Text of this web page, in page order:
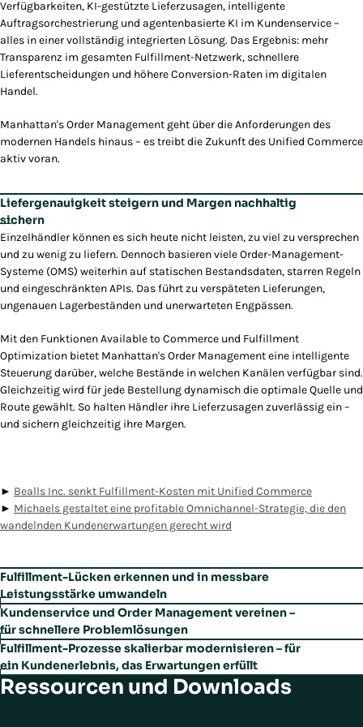
Verfügbarkeiten, KI-gestützte Lieferzusagen, intelligente
Auftragsorchestrierung und agentenbasierte KI im Kundenservice –
alles in einer vollständig integrierten Lösung. Das Ergebnis: mehr
Transparenz im gesamten Fulfillment-Netzwerk, schnellere
Lieferentscheidungen und höhere Conversion-Raten im digitalen
Handel.
Manhattan's Order Management geht über die Anforderungen des
modernen Handels hinaus – es treibt die Zukunft des Unified Commerce
aktiv voran.
Liefergenauigkeit steigern und Margen nachhaltig
sichern
Einzelhändler können es sich heute nicht leisten, zu viel zu versprechen
und zu wenig zu liefern. Dennoch basieren viele Order-Management-
Systeme (OMS) weiterhin auf statischen Bestandsdaten, starren Regeln
und eingeschränkten APIs. Das führt zu verspäteten Lieferungen,
ungenauen Lagerbeständen und unerwarteten Engpässen.
Mit den Funktionen Available to Commerce und Fulfillment
Optimization bietet Manhattan's Order Management eine intelligente
Steuerung darüber, welche Bestände in welchen Kanälen verfügbar sind.
Gleichzeitig wird für jede Bestellung dynamisch die optimale Quelle und
Route gewählt. So halten Händler ihre Lieferzusagen zuverlässig ein –
und sichern gleichzeitig ihre Margen.
► Bealls Inc. senkt Fulfillment-Kosten mit Unified Commerce
► Michaels gestaltet eine profitable Omnichannel-Strategie, die den
wandelnden Kundenerwartungen gerecht wird
Fulfillment-Lücken erkennen und in messbare
Leistungsstärke umwandeln
Veraltete Order-Management-Systeme zwingen Einzelhändler oft dazu,
unterschiedliche Datenquellen mühsam zusammenzuführen oder auf
Middleware zurückzugreifen, um überhaupt Einblick in die Fulfillment-
Performance zu erhalten. Die Folge: eingeschränkte Transparenz,
ineffiziente Prozesse und verpasste Optimierungspotenziale.
Kundenservice und Order Management vereinen –
für schnellere Problemlösungen
Mit einem Order Management System, das speziell für moderne
Service-Erlebnisse entwickelt wurde, vermeiden Einzelhändler
fragmentierte Systemlandschaften, lange Bearbeitungszeiten und
frustrierte Kunden. Integrierte Tools für Kund:innen und
Fulfillment-Prozesse skalierbar modernisieren – für
ein Kundenerlebnis, das Erwartungen erfüllt
Da Einzelhändler ihre stationären Geschäfte zunehmend nutzen, um die
Ressourcen und Downloads